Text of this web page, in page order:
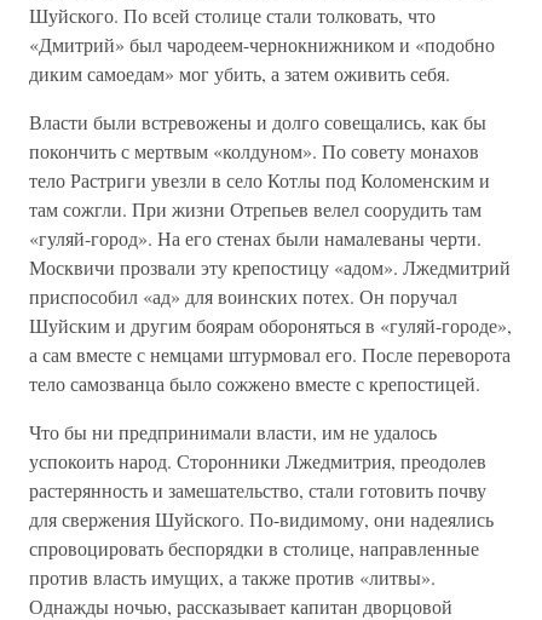
Шуйского. По всей столице стали толковать, что
«Дмитрий» был чародеем-чернокнижником и «подобно
диким самоедам» мог убить, а затем оживить себя.
Власти были встревожены и долго совещались, как бы
покончить с мертвым «колдуном». По совету монахов
тело Растриги увезли в село Котлы под Коломенским и
там сожгли. При жизни Отрепьев велел соорудить там
«гуляй-город». На его стенах были намалеваны черти.
Москвичи прозвали эту крепостицу «адом». Лжедмитрий
приспособил «ад» для воинских потех. Он поручал
Шуйским и другим боярам обороняться в «гуляй-городе»,
а сам вместе с немцами штурмовал его. После переворота
тело самозванца было сожжено вместе с крепостицей.
Что бы ни предпринимали власти, им не удалось
успокоить народ. Сторонники Лжедмитрия, преодолев
растерянность и замешательство, стали готовить почву
для свержения Шуйского. По-видимому, они надеялись
спровоцировать беспорядки в столице, направленные
против власть имущих, а также против «литвы».
Однажды ночью, рассказывает капитан дворцовой